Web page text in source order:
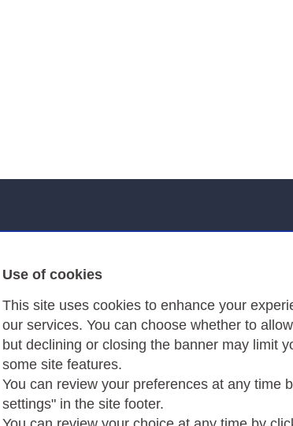
Use of cookies
This site uses cookies to enhance your
our services. You can choose whether to
but declining or closing the banner may limit
some site features.
You can review your preferences at any time
settings" in the site footer.
Privacy
Cookies Policy
Amministrazione